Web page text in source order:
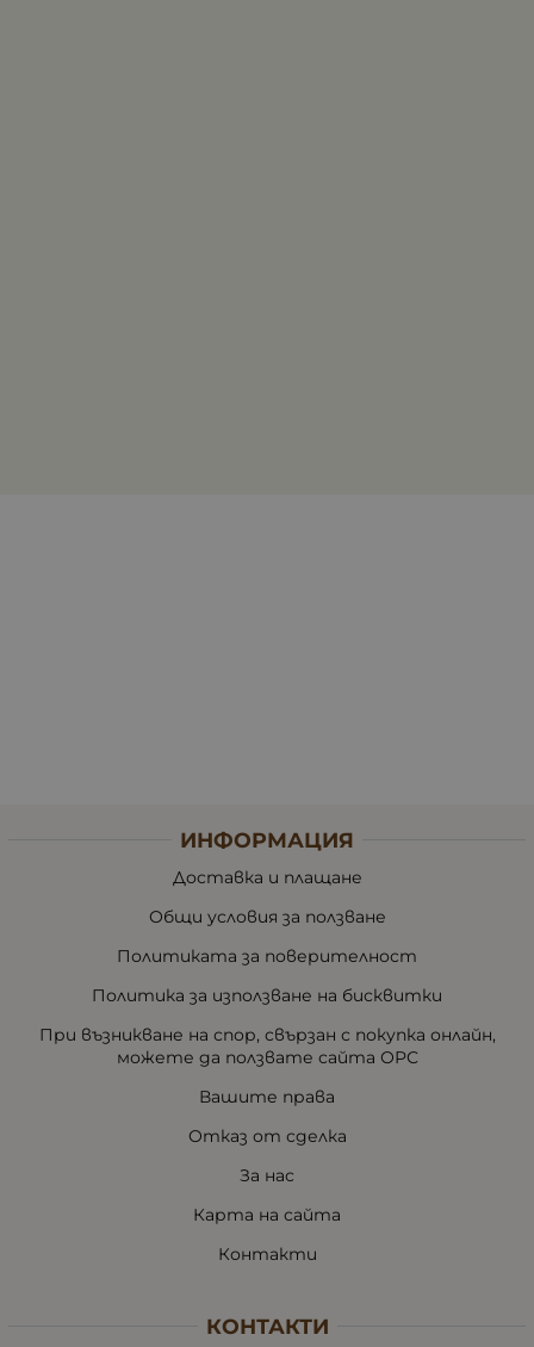
ИНФОРМАЦИЯ
Доставка и плащане
Общи условия за ползване
Политиката за поверителност
Политика за използване на бисквитки
При възникване на спор, свързан с покупка онлайн,
можете да ползвате сайта ОРС
Вашите права
Отказ от сделка
За нас
Карта на сайта
Контакти
КОНТАКТИ